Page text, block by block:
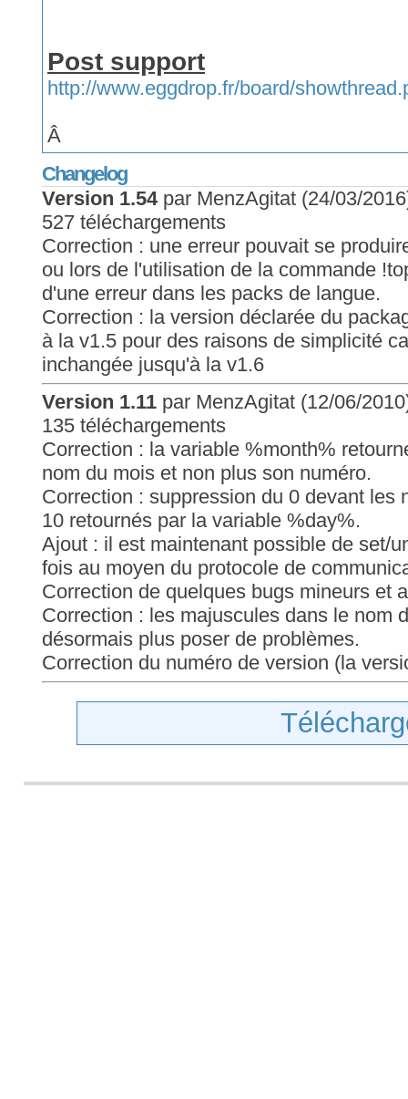
Post support
http://www.eggdrop.fr/board/
Â
Changelog
Version 1.54par MenzAgitat (24/03/
527 téléchargements
Correction : une erreur pouvait se
ou lors de l'utilisation de la commande
d'une erreur dans les packs de langue.
Correction : la version déclarée du
à la v1.5 pour des raisons de simplicité
inchangée jusqu'à la v1.6
Version 1.11 par MenzAgitat (12/06/
135 téléchargements
Correction : la variable %month%
nom du mois et non plus son numéro.
Correction : suppression du 0 devant les
10 retournés par la variable %day%.
Ajout : il est maintenant possible de set/
fois au moyen du protocole de
Correction de quelques bugs mineurs et
Correction : les majuscules dans le nom
désormais plus poser de problèmes.
Correction du numéro de version (la